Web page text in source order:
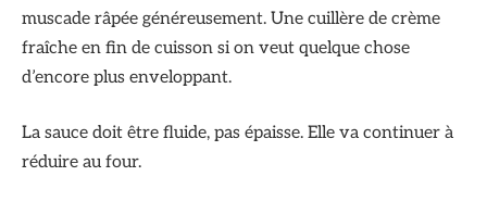
muscade râpée généreusement. Une cuillère de crème
fraîche en fin de cuisson si on veut quelque chose
d’encore plus enveloppant.
La sauce doit être fluide, pas épaisse. Elle va continuer à
réduire au four.